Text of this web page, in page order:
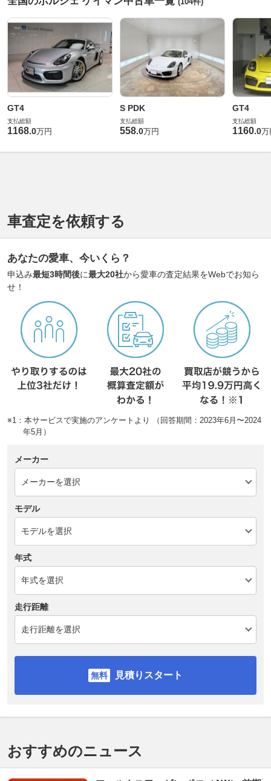
GT4
支払総額
1168.0万円
S PDK
支払総額
558.0万円
GT4
支払総額
1160.0万
車査定を依頼する
あなたの愛車、今いくら？
申込み最短3時間後に最大20社から愛車の査定結果をWebでお知ら
せ！
※1：本サービスで実施のアンケートより （回答期間：2023年6月〜2024
年5月）
メーカー
モデル
年式
走行距離
見積りスタート
おすすめのニュース